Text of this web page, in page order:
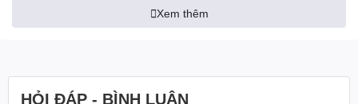
Xem thêm
HỎI ĐÁP - BÌNH LUẬN